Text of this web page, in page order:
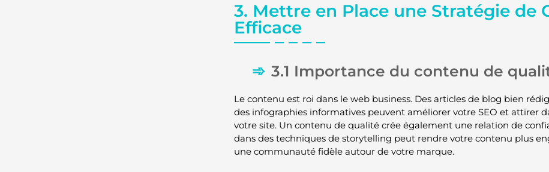
3. Mettre en Place une Stratégie de
Efficace
3.1 Importance du contenu de
Le contenu est roi dans le web business. Des articles de blog bien
des infographies informatives peuvent améliorer votre SEO et attirer
votre site. Un contenu de qualité crée également une relation de
dans des techniques de storytelling peut rendre votre contenu plus
une communauté fidèle autour de votre marque.